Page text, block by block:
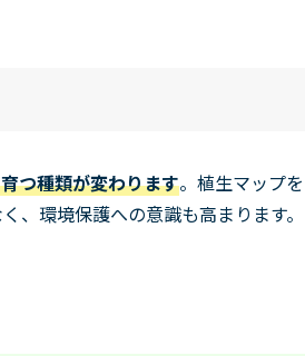
つ種類が変わります。植生マップを
、環境保護への意識も高まります。